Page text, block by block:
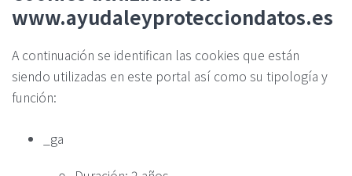
www.ayudaleyprotecciondatos.es
A continuación se identifican las cookies que están
siendo utilizadas en este portal así como su tipología y
función:
_ga